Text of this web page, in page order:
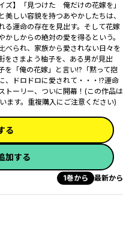
】「見つけた 俺だけの花嫁を――」
しい容貌を持つあやかしたちは、
る運命の存在を見出す。そして花嫁
しからの絶対の愛を得るという。
べられ、家族から愛されない日々を
をさまよう柚子を、ある男が見出
を「俺の花嫁」と言い!?「黙って抱
、ドロドロに愛されて・・・!?運命
トーリー、ついに開幕！(この作品は
す。重複購入にご注意ください)
る
加する
1巻から 最新から